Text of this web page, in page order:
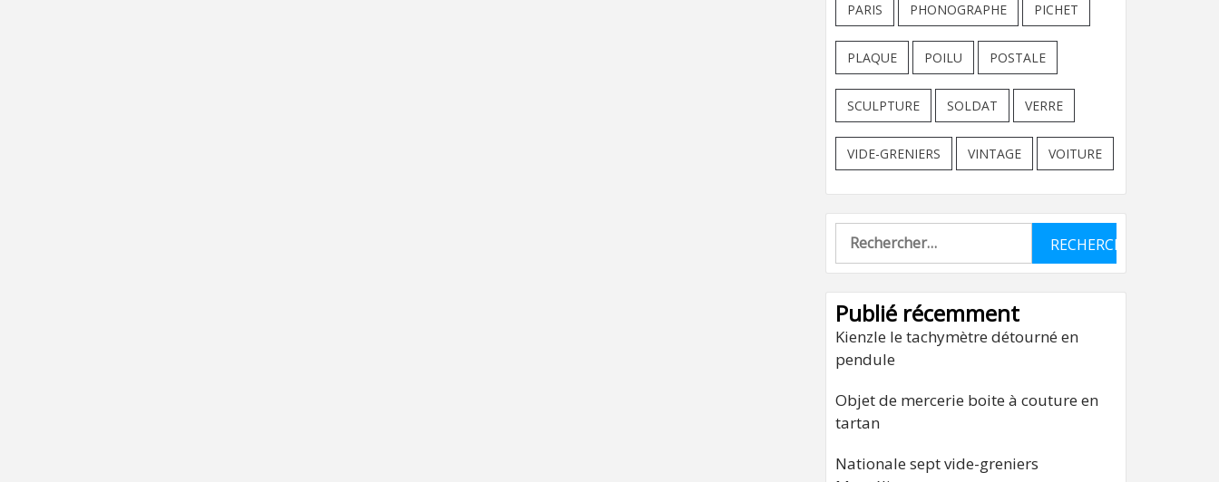
PARIS PHONOGRAPHE PICHET
PLAQUE POILU POSTALE
SCULPTURE SOLDAT VERRE
VIDE-GRENIERS VINTAGE VOITURE
Rechercher :
Publié récemment
Kienzle le tachymètre détourné en
pendule
Objet de mercerie boite à couture en
tartan
Nationale sept vide-greniers